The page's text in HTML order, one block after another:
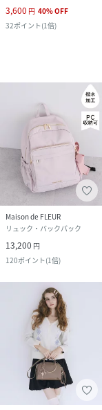
3,600 円 40%OFF
32ポイント(1倍)
Maison de FLEUR
リュック・バックパック
13,200 円
120ポイント(1倍)